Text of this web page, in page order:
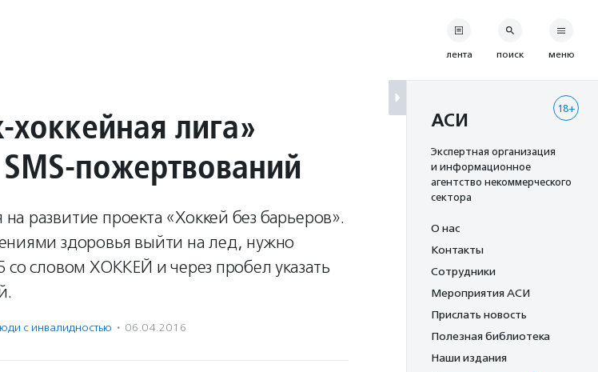
лига»
пожертвований
развитие проекта «Хоккей без барьеров».
здоровья выйти на лед, нужно
словом ХОККЕЙ и через пробел указать
с инвалидностью · 06.04.2016
лента поиск меню
18+
АСИ
Экспертная организация
и информационное
агентство некоммерческого
сектора
О нас
Контакты
Сотрудники
Мероприятия АСИ
Прислать новость
Полезная библиотека
Наши издания